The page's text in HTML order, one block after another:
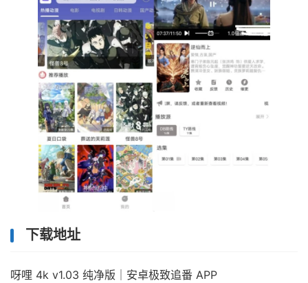
下载地址
呀哩 4k v1.03 纯净版｜安卓极致追番 APP